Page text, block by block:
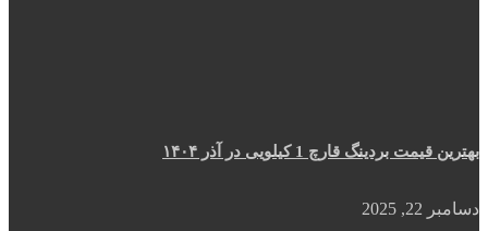
بهترین قیمت بردینگ قارچ 1 کیلویی در آذر ۱۴۰۴
دسامبر 22, 2025